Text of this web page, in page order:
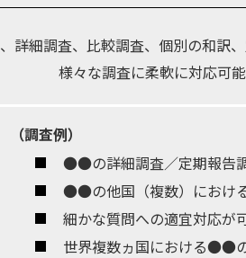
詳細調査、比較調査、個別の和訳
様々な調査に柔軟に対応可能
（調査例）
●●の詳細調査／定期報告
●●の他国（複数）におけ
細かな質問への適宜対応が
世界複数ヵ国における●●